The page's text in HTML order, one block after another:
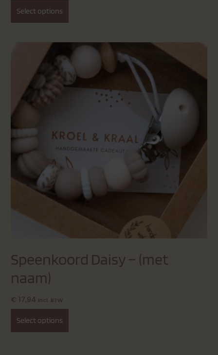
Select options
Speenkoord Daisy – (met
naam)
€ 17,94 Incl. BTW
Select options